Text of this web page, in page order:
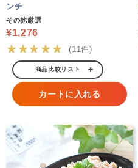
ンチ
その他厳選
¥1,276
★★★★★ (11件)
商品比較リスト
カートに入れる